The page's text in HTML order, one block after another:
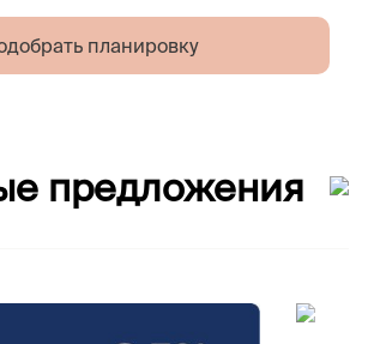
планировку
предложения